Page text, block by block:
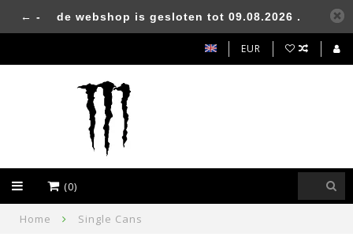
EUR
(0)
Home Single Cans
← - de webshop is gesloten tot 09.08.2026 .